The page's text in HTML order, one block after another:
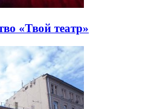
«Твой театр»